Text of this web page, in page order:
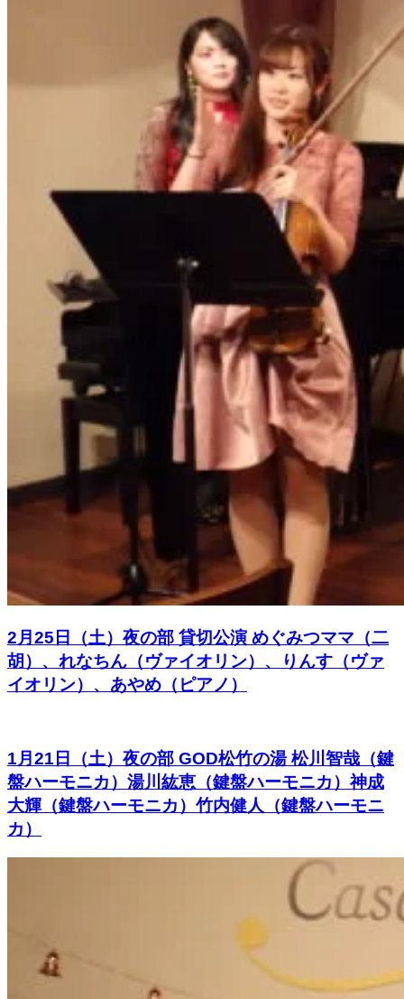
2月25日（土）夜の部 貸切公演 めぐみつママ（二
胡）、れなちん（ヴァイオリン）、りんす（ヴァ
イオリン）、あやめ（ピアノ）
1月21日（土）夜の部 GOD松竹の湯 松川智哉（鍵
盤ハーモニカ）湯川紘恵（鍵盤ハーモニカ）神成
大輝（鍵盤ハーモニカ）竹内健人（鍵盤ハーモニ
カ）